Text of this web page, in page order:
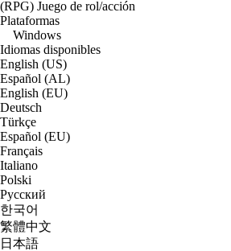
(RPG) Juego de rol/acción
Plataformas
Windows
Idiomas disponibles
English (US)
Español (AL)
English (EU)
Deutsch
Türkçe
Español (EU)
Français
Italiano
Polski
Русский
한국어
繁體中文
日本語